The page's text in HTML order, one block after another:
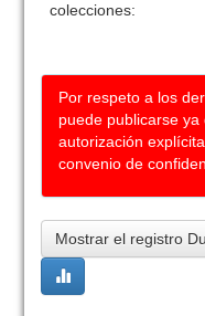
colecciones:
Por respeto a los
puede publicarse
autorización
convenio de
Mostrar el registro